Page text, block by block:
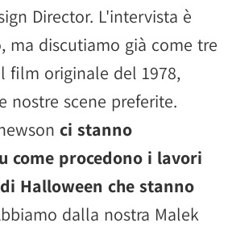
Director. L'intervista è
ma discutiamo già come tre
film originale del 1978,
nostre scene preferite.
ci stanno
come procedono i lavori
Halloween che stanno
dalla nostra Malek